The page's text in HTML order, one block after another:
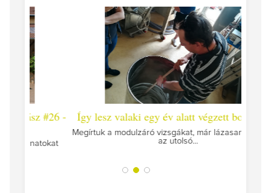
Így lesz valaki egy év alatt végzett borász #25
Megírtuk a modulzáró vizsgákat, már lázasan készülünk